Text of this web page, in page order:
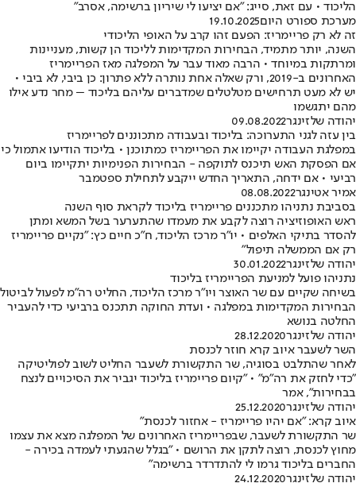
• עם זאת, סייג: "אם יציעו לי שיריון ברשימה, אסרב"
ספורט היום19.10.2025
לא רק פריימריז: הפעם זהו קרב על האופי הליכודי
יותר מתמיד, הבחירות המקדימות לליכוד הן קשות, מעניינות
במיוחד • הרבה מאוד עבר על המפלגה מאז הפריימריז
האחרונים ב-2019, ורק שאלה אחת נותרה ללא פתרון: כן ביבי, לא ביבי •
לא מעט תרחישים מטלטלים שמדברים עליהם בליכוד – מחר נדע אילו
יתגשמו
שלזינגר09.08.2022
עזה לגני התערוכה: בליכוד ובעבודה מתכוננים לפריימריז
העבודה יקיימו את הפריימריז כמתוכנן • בליכוד הודיעו אתמול כי
הפסקת האש תיכנס לתוקפה - הבחירות הפנימיות יתקיימו ביום
• אם ידחה, התאריך החדש ייקבע לתחילת ספטמבר
אטינגר08.08.2022
נתניהו מתכננים פריימריז בליכוד לקראת סוף השנה
האופוזיציה רוצה לקבע את מעמדו שהתערער בשל המשא ומתן
בתיקי האלפים • יו"ר מרכז הליכוד, ח"כ חיים כץ: "נקיים פריימריז
אם הממשלה תיפול"
שלזינגר30.01.2022
פועל למניעת הפריימריז בליכוד
שקיים עם שר האוצר ויו"ר מרכז הליכוד, החליט רה"מ לפעול לביטול
המקדימות במפלגה • ועדת החוקה תתכנס ברביעי כדי להעביר
בנושא
שלזינגר28.12.2020
לשעבר איוב קרא חוזר לכנסת
שהתלבט בסוגיה, שר התקשורת לשעבר החליט לשוב לפוליטיקה
לחזק את רה"מ" • "קיום פריימריז בליכוד יגביר את הסיכויים לנצח
אמר
שלזינגר25.12.2020
קרא: "אם יהיו פריימריז - אחזור לכנסת"
התקשורת לשעבר, שבפריימריז האחרונים של המפלגה מצא את עצמו
לכנסת, רוצה לתקן את הרושם • "בגלל שהגעתי לעמדה בכירה -
בליכוד גרמו לי להתדרדר ברשימה"
שלזינגר24.12.2020